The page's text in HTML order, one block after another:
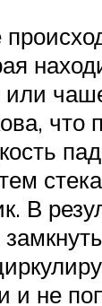
или
В
и не